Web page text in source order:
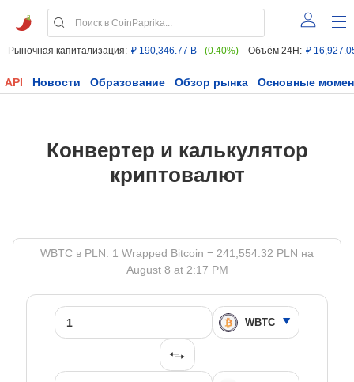
Рыночная капитализация: ₽ 190,346.77 B (0.40%) Объём 24H: ₽
API Новости Образование Обзор рынка Основные
Конвертер и калькулятор
криптовалют
WBTC в PLN: 1 Wrapped Bitcoin = 241,554.32 PLN на
August 8 at 2:17 PM